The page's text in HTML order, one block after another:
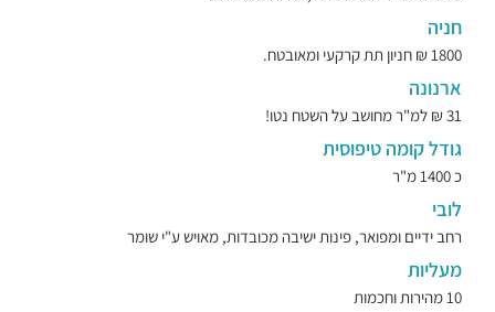
חניה
1800 ₪ חניון תת קרקעי ומאובטח.
ארנונה
31 ₪ למ"ר מחושב על השטח נטו!
גודל קומה טיפוסית
כ 1400 מ"ר
לובי
רחב ידיים ומפואר, פינות ישיבה מכובדות, מאויש ע"י שומר
מעליות
10 מהירות וחכמות